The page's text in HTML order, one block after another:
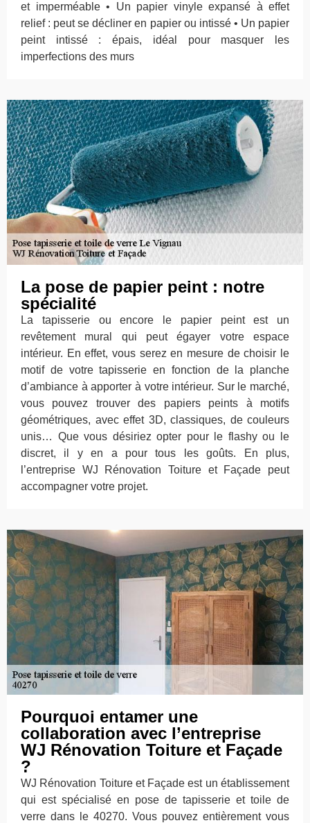
et imperméable • Un papier vinyle expansé à effet
relief : peut se décliner en papier ou intissé • Un papier
peint intissé : épais, idéal pour masquer les
imperfections des murs
La pose de papier peint : notre
spécialité
La tapisserie ou encore le papier peint est un
revêtement mural qui peut égayer votre espace
intérieur. En effet, vous serez en mesure de choisir le
motif de votre tapisserie en fonction de la planche
d’ambiance à apporter à votre intérieur. Sur le marché,
vous pouvez trouver des papiers peints à motifs
géométriques, avec effet 3D, classiques, de couleurs
unis… Que vous désiriez opter pour le flashy ou le
discret, il y en a pour tous les goûts. En plus,
l’entreprise WJ Rénovation Toiture et Façade peut
accompagner votre projet.
Pourquoi entamer une
collaboration avec l’entreprise
WJ Rénovation Toiture et Façade
?
WJ Rénovation Toiture et Façade est un établissement
qui est spécialisé en pose de tapisserie et toile de
verre dans le 40270. Vous pouvez entièrement vous